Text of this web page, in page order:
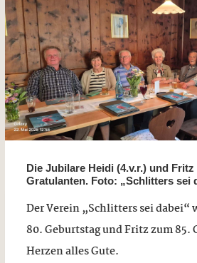
Die Jubilare Heidi (4.v.r.) und Fritz
Gratulanten. Foto: „Schlitters sei
Der Verein „Schlitters sei
80. Geburtstag und Fritz zum 85.
Herzen alles Gute.